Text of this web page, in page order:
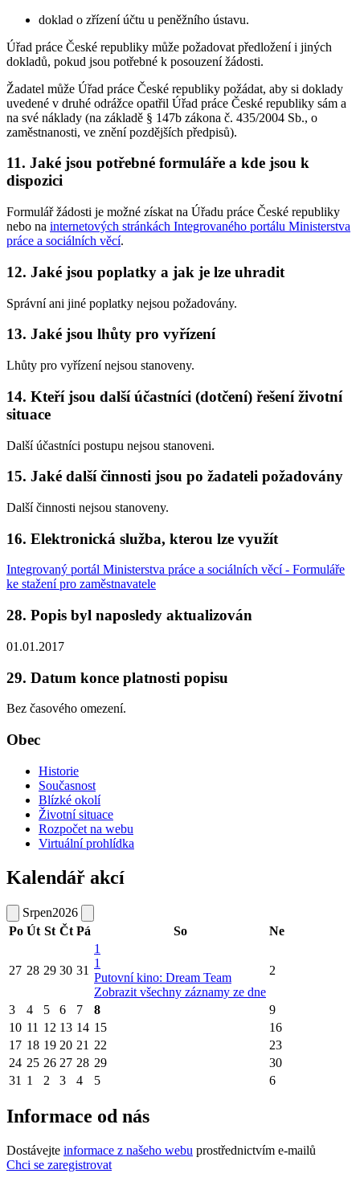
doklad o zřízení účtu u peněžního ústavu.
Úřad práce České republiky může požadovat předložení i jiných
dokladů, pokud jsou potřebné k posouzení žádosti.
Žadatel může Úřad práce České republiky požádat, aby si doklady
uvedené v druhé odrážce opatřil Úřad práce České republiky sám a
na své náklady (na základě § 147b zákona č. 435/2004 Sb., o
zaměstnanosti, ve znění pozdějších předpisů).
11. Jaké jsou potřebné formuláře a kde jsou k
dispozici
Formulář žádosti je možné získat na Úřadu práce České republiky
nebo na internetových stránkách Integrovaného portálu Ministerstva
práce a sociálních věcí.
12. Jaké jsou poplatky a jak je lze uhradit
Správní ani jiné poplatky nejsou požadovány.
13. Jaké jsou lhůty pro vyřízení
Lhůty pro vyřízení nejsou stanoveny.
14. Kteří jsou další účastníci (dotčení) řešení životní
situace
Další účastníci postupu nejsou stanoveni.
15. Jaké další činnosti jsou po žadateli požadovány
Další činnosti nejsou stanoveny.
16. Elektronická služba, kterou lze využít
Integrovaný portál Ministerstva práce a sociálních věcí - Formuláře
ke stažení pro zaměstnavatele
28. Popis byl naposledy aktualizován
01.01.2017
29. Datum konce platnosti popisu
Bez časového omezení.
Obec
Historie
Současnost
Blízké okolí
Životní situace
Rozpočet na webu
Virtuální prohlídka
Kalendář akcí
Srpen2026
Po Út St Čt Pá So Ne
27 28 29 30 31
1
1
Putovní kino: Dream Team
Zobrazit všechny záznamy ze dne
2
3 4 5 6 7 8
9
10 11 12 13 14 15
16
17 18 19 20 21 22
23
24 25 26 27 28 29
30
31 1 2 3 4 5 6
Informace od nás
Dostávejte informace z našeho webu prostřednictvím e-mailů
Chci se zaregistrovat